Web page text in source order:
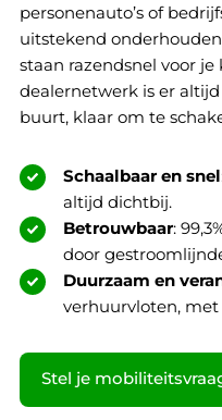
personenauto’s of
uitstekend
staan razendsnel voor
dealernetwerk is er
buurt, klaar om te
Schaalbaar en snel
altijd dichtbij.
Betrouwbaar:
door
Duurzaam en
verhuurvloten, met
Stel je